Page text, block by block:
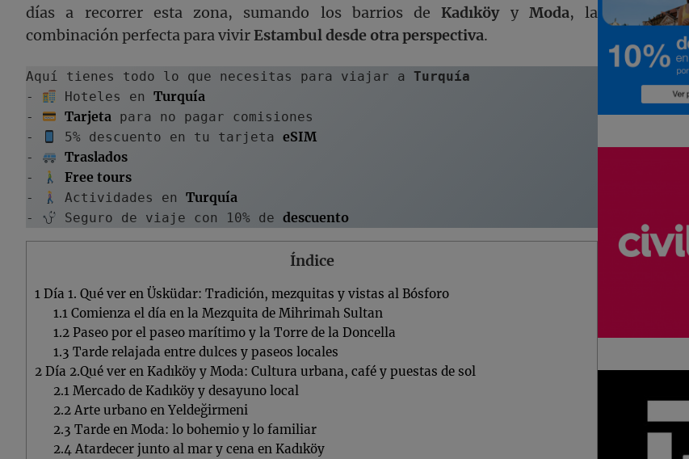
días a recorrer esta zona, sumando los barrios deKadıköy y Moda, la
combinación perfecta para vivirEstambul desde otra perspectiva.
Aquí tienes todo lo que necesitas para viajar a Turquía
-
Hoteles en Turquía
- Tarjeta para no pagar comisiones
-
5% descuento en tu tarjeta eSIM
- Traslados
- Free tours
- Actividades en Turquía
- Seguro de viaje con 10% de descuento
Índice
1 Día 1. Qué ver en Üsküdar: Tradición, mezquitas y vistas al Bósforo
1.1Comienza el día en la Mezquita de Mihrimah Sultan
1.2Paseo por el paseo marítimo y la Torre de la Doncella
1.3 Tarde relajada entre dulces y paseos locales
2 Día 2.Qué ver en Kadıköy y Moda: Cultura urbana, café y puestas de sol
2.1Mercado de Kadıköy y desayuno local
2.2Arte urbano en Yeldeğirmeni
2.3 Tarde en Moda: lo bohemio y lo familiar
2.4Atardecer junto al mar y cena en Kadıköy